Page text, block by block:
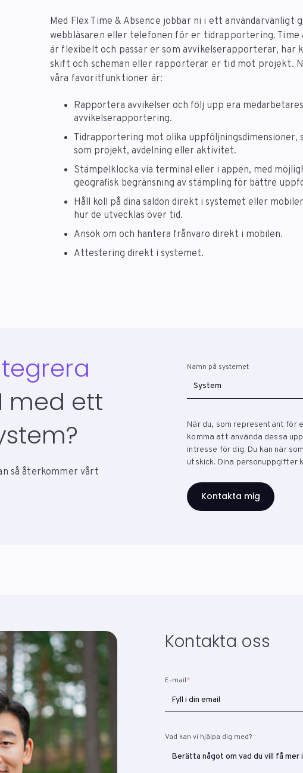
Med Flex Time & Absence jobbar ni i ett användarvänligt
webbläsaren eller telefonen för er tidrapportering. Time
är flexibelt och passar er som avvikelserapporterar, har
skift och scheman eller rapporterar er tid mot projekt.
våra favoritfunktioner är:
Rapportera avvikelser och följ upp era medarbetares
avvikelserapportering.
Tidrapportering mot olika uppföljningsdimensioner,
som projekt, avdelning eller aktivitet.
Stämpelklocka via terminal eller i appen, med
geografisk begränsning av stämpling för bättre
Håll koll på dina saldon direkt i systemet eller
hur de utvecklas över tid.
Ansök om och hantera frånvaro direkt i mobilen.
Attestering direkt i systemet.
med ett
så återkommer vårt
Namn på systemet
När du, som representant för
komma att använda dessa
intresse för dig. Du kan när
utskick. Dina personuppgifter
Kontakta oss
E-mail*
Vad kan vi hjälpa dig med?